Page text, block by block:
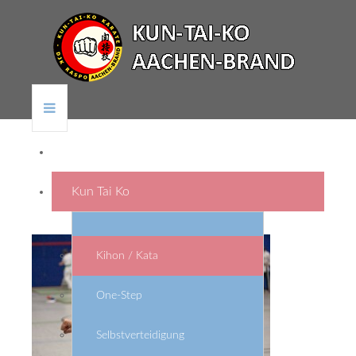
Kun Tai Ko
Kihon / Kata
One-Step
Selbstverteidigung